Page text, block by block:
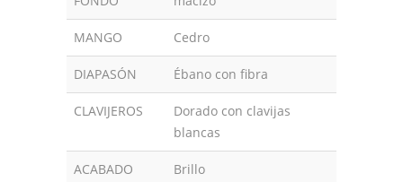
MANGO Cedro
DIAPASÓN Ébano con fibra
CLAVIJEROS
Dorado con clavijas
blancas
ACABADO Brillo